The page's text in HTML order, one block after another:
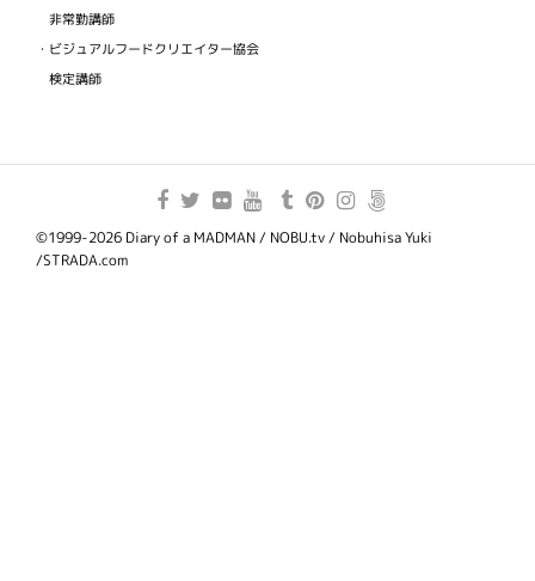
非常勤講師
・ビジュアルフードクリエイター協会
検定講師
©1999-2026 Diary of a MADMAN / NOBU.tv / Nobuhisa Yuki
/STRADA.com